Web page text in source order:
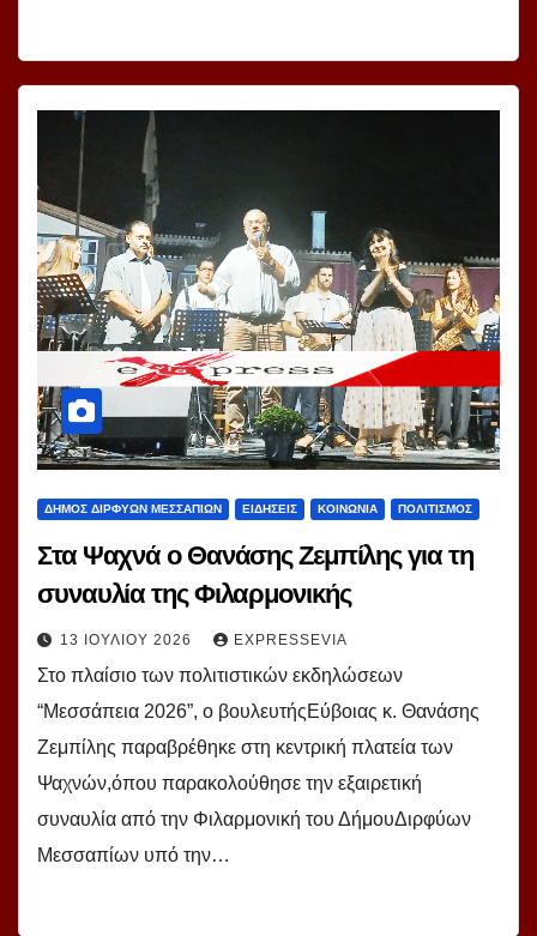
ΔΗΜΟΣ ΔΙΡΦΥΩΝ ΜΕΣΣΑΠΙΩΝ ΕΙΔΗΣΕΙΣ ΚΟΙΝΩΝΙΑ ΠΟΛΙΤΙΣΜΟΣ
Στα Ψαχνά ο Θανάσης Ζεμπίλης για τη
συναυλία της Φιλαρμονικής
13 ΙΟΥΛΊΟΥ 2026 EXPRESSEVIA
Στο πλαίσιο των πολιτιστικών εκδηλώσεων
“Μεσσάπεια 2026”, ο βουλευτήςΕύβοιας κ. Θανάσης
Ζεμπίλης παραβρέθηκε στη κεντρική πλατεία των
Ψαχνών,όπου παρακολούθησε την εξαιρετική
συναυλία από την Φιλαρμονική του ΔήμουΔιρφύων
Μεσσαπίων υπό την…